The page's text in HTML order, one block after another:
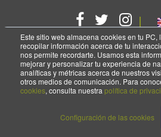
Este sitio web almacena cookies en tu
recopilar información acerca de tu
nos permite recordarte. Usamos esta
mejorar y personalizar tu experiencia de
analíticas y métricas acerca de nuestros
otros medios de comunicación. Para
cookies, consulta nuestra política de
Configuración de las cookies
2018 Copyright. Oro del
Aviso legal
Política